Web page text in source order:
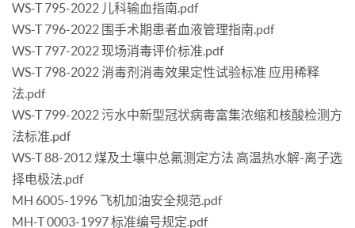
WS-T 795-2022 儿科输血指南.pdf
WS-T 796-2022 围手术期患者血液管理指南.pdf
WS-T 797-2022 现场消毒评价标准.pdf
WS-T 798-2022 消毒剂消毒效果定性试验标准 应用稀释
法.pdf
WS-T 799-2022 污水中新型冠状病毒富集浓缩和核酸检测方
法标准.pdf
WS-T 88-2012 煤及土壤中总氟测定方法 高温热水解-离子选
择电极法.pdf
MH 6005-1996 飞机加油安全规范.pdf
MH-T 0003-1997 标准编号规定.pdf